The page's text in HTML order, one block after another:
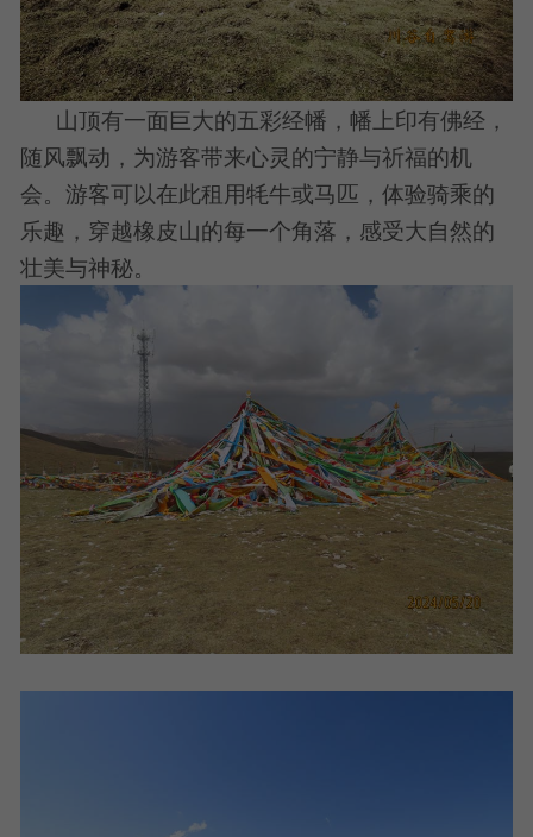
山顶有一面巨大的五彩经幡，幡上印有佛经，
随风飘动，为游客带来心灵的宁静与祈福的机
会。游客可以在此租用牦牛或马匹，体验骑乘的
乐趣，穿越橡皮山的每一个角落，感受大自然的
壮美与神秘。